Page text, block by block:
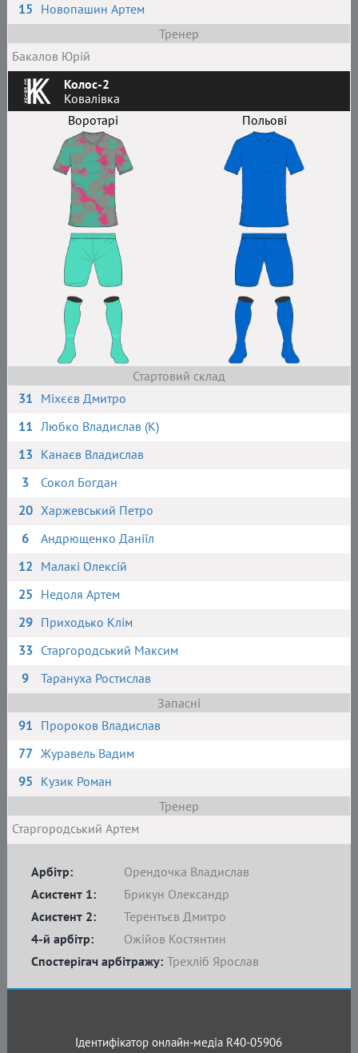
15 Новопашин Артем
Тренер
Бакалов Юрій
Колос-2
Ковалівка
Воротарі
Польові
Стартовий склад
31 Міхєєв Дмитро
11 Любко Владислав (К)
13 Канаєв Владислав
3
Сокол Богдан
20 Харжевський Петро
6
Андрющенко Даніїл
12 Малакі Олексій
25 Недоля Артем
29 Приходько Клім
33 Старгородський Максим
9
Тарануха Ростислав
Запасні
91 Пророков Владислав
77 Журавель Вадим
95 Кузик Роман
Тренер
Старгородський Артем
Арбітр:
Орендочка Владислав
Асистент 1:
Брикун Олександр
Асистент 2:
Терентьєв Дмитро
4-й арбітр:
Ожійов Костянтин
Спостерігач арбітражу: Трехліб Ярослав
Ідентифікатор онлайн-медіа R40-05906